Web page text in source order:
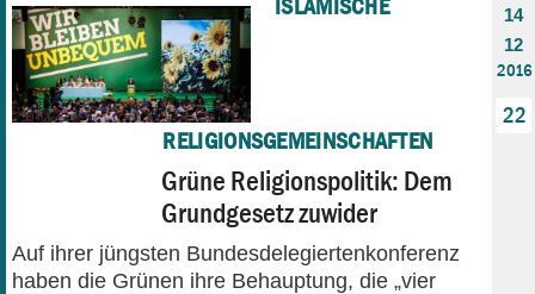
ISLAMISCHE
RELIGIONSGEMEINSCHAFTEN
Grüne Religionspolitik: Dem
Grundgesetz zuwider
Auf ihrer jüngsten Bundesdelegiertenkonferenz
haben die Grünen ihre Behauptung, die „vier
14
12
2016
22